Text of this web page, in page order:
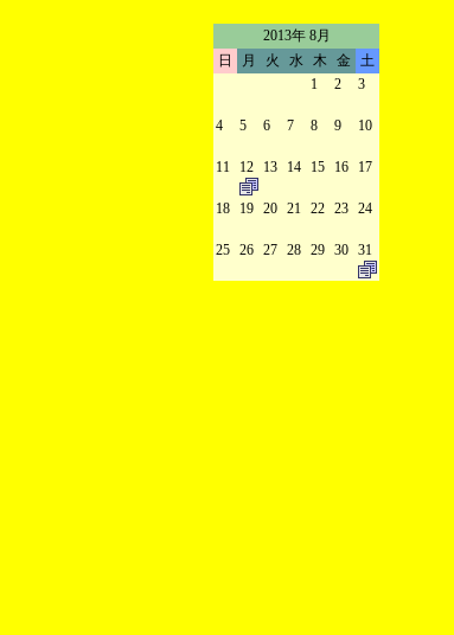
2013年 8月
日
月 火 水 木 金
土
1
2 3
4 5 6 7 8 9 10
11 12 13 14 15 16 17
18 19 20 21 22 23 24
25 26 27 28 29 30 31